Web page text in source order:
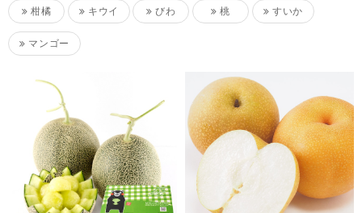
柑橘 キウイ びわ 桃 すいか
マンゴー